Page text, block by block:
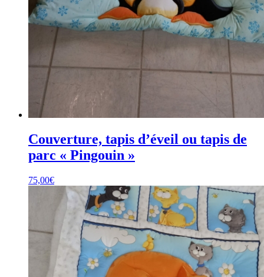
Couverture, tapis d’éveil ou tapis de
parc « Pingouin »
75,00€